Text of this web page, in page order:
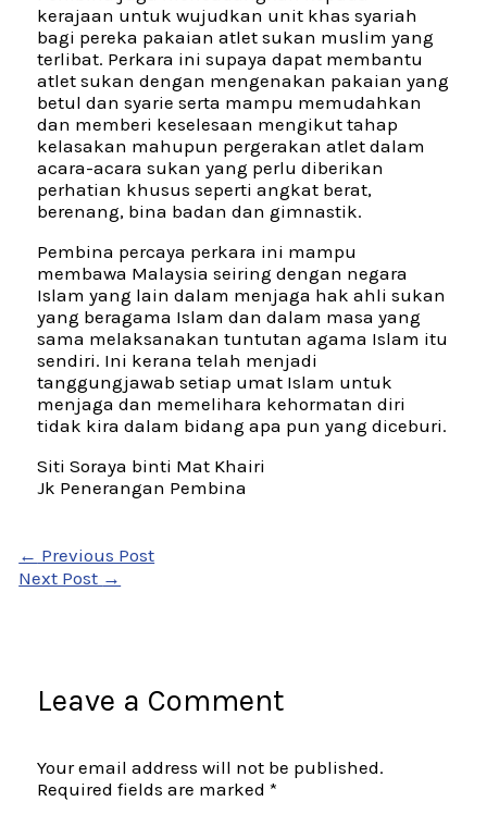
kerajaan untuk wujudkan unit khas syariah
bagi pereka pakaian atlet sukan muslim yang
terlibat. Perkara ini supaya dapat membantu
atlet sukan dengan mengenakan pakaian yang
betul dan syarie serta mampu memudahkan
dan memberi keselesaan mengikut tahap
kelasakan mahupun pergerakan atlet dalam
acara-acara sukan yang perlu diberikan
perhatian khusus seperti angkat berat,
berenang, bina badan dan gimnastik.
Pembina percaya perkara ini mampu
membawa Malaysia seiring dengan negara
Islam yang lain dalam menjaga hak ahli sukan
yang beragama Islam dan dalam masa yang
sama melaksanakan tuntutan agama Islam itu
sendiri. Ini kerana telah menjadi
tanggungjawab setiap umat Islam untuk
menjaga dan memelihara kehormatan diri
tidak kira dalam bidang apa pun yang diceburi.
Siti Soraya binti Mat Khairi
Jk Penerangan Pembina
← Previous Post
Next Post →
Leave a Comment
Your email address will not be published.
Required fields are marked*